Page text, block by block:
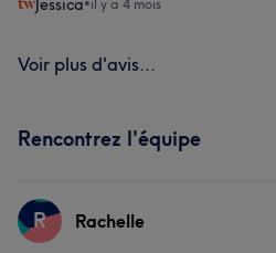
Jessica•il y a 4 mois
Voir plus d'avis...
Rencontrez l'équipe
R Rachelle